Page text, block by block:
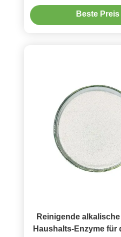
säubert Haushalt
alkalische Protease
Beste Preis
Reinigende
Haushalts-Enzyme für